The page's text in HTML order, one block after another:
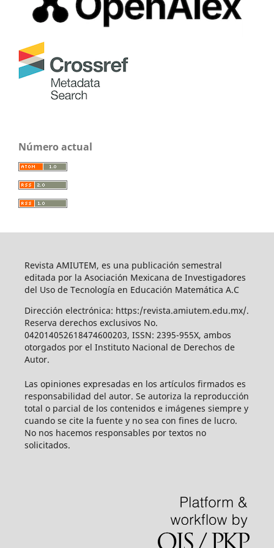
Número actual
Revista AMIUTEM, es una publicación semestral
editada por la Asociación Mexicana de Investigadores
del Uso de Tecnología en Educación Matemática A.C
Dirección electrónica: https:/revista.amiutem.edu.mx/.
Reserva derechos exclusivos No.
042014052618474600203, ISSN: 2395-955X, ambos
otorgados por el Instituto Nacional de Derechos de
Autor.
Las opiniones expresadas en los artículos firmados es
responsabilidad del autor. Se autoriza la reproducción
total o parcial de los contenidos e imágenes siempre y
cuando se cite la fuente y no sea con fines de lucro.
No nos hacemos responsables por textos no
solicitados.